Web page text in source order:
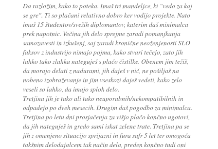
Da razložim, kako to poteka. Imaš tri mandeljce, ki "vedo za kaj
se gre". Ti so plačani relativno dobro ker vodijo projekte. Nato
imaš 15 študentov/svežih diplomantov, katerim daš minimalca
prek napotnic. Večina jih delo sprejme zaradi pomanjkanja
samozavesti in izkušenj, saj zaradi kronične neoženjenosti SLO
faksov z industrijo nimajo pojma, kako stvari tečejo, zato jih
lahko tako zlahka nateguješ s plačo čistilke. Obenem jim težiš,
da morajo delati z nadurami, jih daješ v nič, ne pošiljaš na
nobeno izobraževanje in jim vseskozi daješ vedeti, kako zelo
veseli so lahko, da imajo sploh delo.
Tretjina jih je tako ali tako neuporabnih/nekompatibilnih in
odpadejo po dveh mesecih. Drugim daš pogodbo za minimalca.
Tretjina po letu dni prosjačenja za višjo plačo končno ugotovi,
da jih nateguješ in gredo sami iskat zelene trate. Tretjina pa se
jih z omenjeno situacijo sprijazni in fura safr 5 let ter omogoča
takšnim delodajalcem tak način dela, preden končno tudi oni